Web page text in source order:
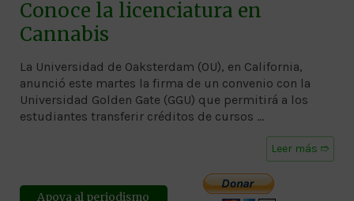
Conoce la licenciatura en
Cannabis
La Universidad de Oaksterdam (OU), en California,
anunció este martes la firma de un convenio con la
Universidad Golden Gate (GGU) que permitirá a los
estudiantes transferir créditos de cursos …
Leer más ➱
Apoya al periodismo